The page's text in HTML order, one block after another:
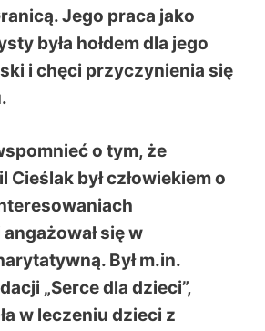
Jego praca jako
była hołdem dla jego
i chęci przyczynienia się
o tym, że
Cieślak był człowiekiem o
się w
Był m.in.
„Serce dla dzieci”,
w leczeniu dzieci z